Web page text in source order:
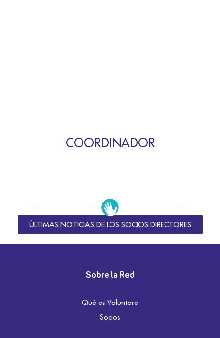
COORDINADOR
ÚLTIMAS NOTICIAS DE LOS SOCIOS DIRECTORES
Sobre la Red
Qué es Voluntare
Socios